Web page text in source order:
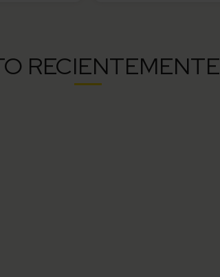
RECIENTEMENTE